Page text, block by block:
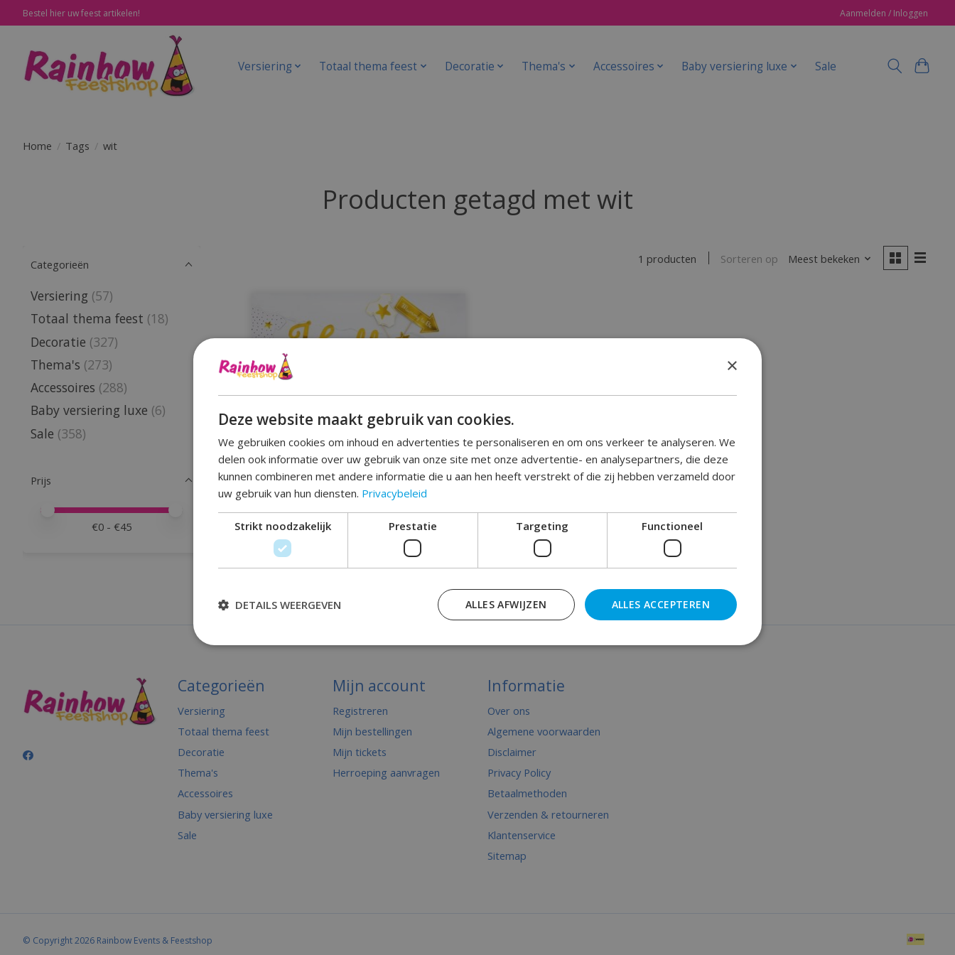
Bestel hier uw feest artikelen! Aanmelden / Inloggen
Versiering Totaal thema feest Decoratie Thema's Accessoires Baby versiering luxe Sale
Home / Tags / wit
Producten getagd met wit
Categorieën
Versiering (57)
Totaal thema feest (18)
Decoratie (327)
Thema's (273)
Accessoires (288)
Baby versiering luxe (6)
Sale (358)
Prijs
Minimale prijswaarde
Price maximum value
€0 - €45
1 producten Sorteren op Meest bekeken
Compleet exclusive pakket hello
€44,99
Categorieën
Versiering
Totaal thema feest
Decoratie
Thema's
Accessoires
Baby versiering luxe
Sale
Mijn account
Registreren
Mijn bestellingen
Mijn tickets
Herroeping aanvragen
Informatie
Over ons
Algemene voorwaarden
Disclaimer
Privacy Policy
Betaalmethoden
Verzenden & retourneren
Klantenservice
Sitemap
© Copyright 2026 Rainbow Events & Feestshop
×
Deze website maakt gebruik van cookies.
We gebruiken cookies om inhoud en advertenties te personaliseren en om ons verkeer te analyseren. We
delen ook informatie over uw gebruik van onze site met onze advertentie- en analysepartners, die deze
kunnen combineren met andere informatie die u aan hen heeft verstrekt of die zij hebben verzameld door
uw gebruik van hun diensten. Privacybeleid
Strikt noodzakelijk Prestatie Targeting Functioneel
ALLES ACCEPTEREN
ALLES AFWIJZEN
DETAILS WEERGEVEN